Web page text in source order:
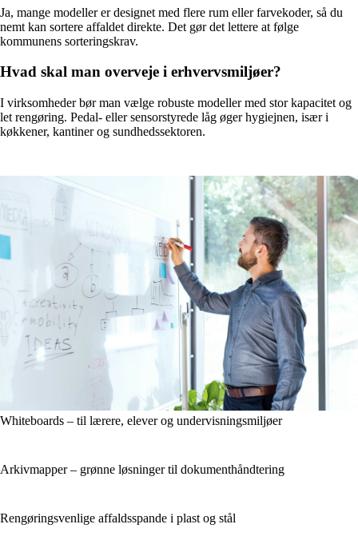
Ja, mange modeller er designet med flere rum eller farvekoder, så du
nemt kan sortere affaldet direkte. Det gør det lettere at følge
kommunens sorteringskrav.
Hvad skal man overveje i erhvervsmiljøer?
I virksomheder bør man vælge robuste modeller med stor kapacitet og
let rengøring. Pedal- eller sensorstyrede låg øger hygiejnen, især i
køkkener, kantiner og sundhedssektoren.
Whiteboards – til lærere, elever og undervisningsmiljøer
Arkivmapper – grønne løsninger til dokumenthåndtering
Rengøringsvenlige affaldsspande i plast og stål